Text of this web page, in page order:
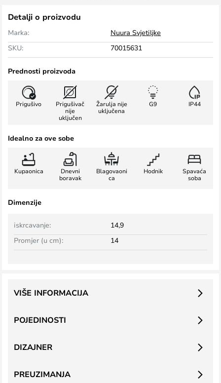
Detalji o proizvodu
Marka:
Nuura Svjetiljke
SKU:
70015631
Prednosti proizvoda
Prigušivo
Prigušivač
nije
uključen
Žarulja nije
uključena
G9 IP44
Idealno za ove sobe
Kupaonica
Dnevni
boravak
Blagovaoni
ca
Hodnik
Spavaća
soba
Dimenzije
iskrcavanje:
14,9
Promjer (u cm):
14
POJEDINOSTI
VIŠE INFORMACIJA
DIZAJNER
PREUZIMANJA